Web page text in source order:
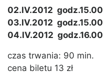
02.IV.2012 godz.15.00
03.IV.2012 godz.15.00
04.IV.2012 godz.16.00
czas trwania: 90 min.
cena biletu 13 zł